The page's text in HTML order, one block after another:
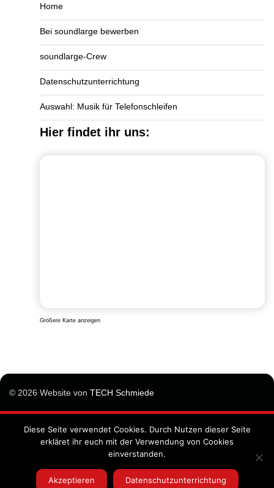
Home
Bei soundlarge bewerben
soundlarge-Crew
Datenschutzunterrichtung
Auswahl: Musik für Telefonschleifen
Hier findet ihr uns:
Größere Karte anzeigen
© 2026 Website von TECH Schmiede
Impressum
Datenschutzunterrichtung
Allgemeine Geschäftsbedingungen
Diese Seite verwendet Cookies. Durch Nutzen dieser Seite
erkläret ihr euch mit der Verwendung von Cookies
einverstanden.
Akzeptieren Datenschutzunterrichtung